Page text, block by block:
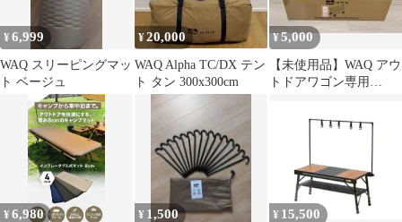
¥6,999
WAQ スリーピングマッ
ト ベージュ
¥20,000
WAQ Alpha TC/DX テン
ト タン 300x300cm
¥5,000
【未使用品】WAQ アウ
トドアワゴン専用
¥6,980 ¥ 1,500 ¥ 15,500